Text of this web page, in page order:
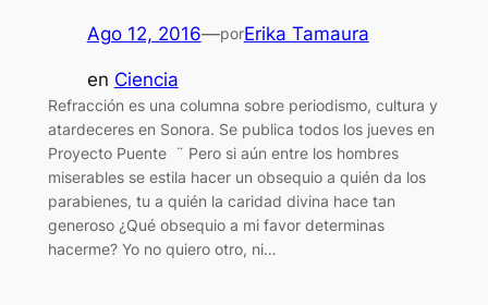
Ago 12, 2016—porErika Tamaura
en Ciencia
Refracción es una columna sobre periodismo, cultura y
atardeceres en Sonora. Se publica todos los jueves en
Proyecto Puente ¨ Pero si aún entre los hombres
miserables se estila hacer un obsequio a quién da los
parabienes, tu a quién la caridad divina hace tan
generoso ¿Qué obsequio a mi favor determinas
hacerme? Yo no quiero otro, ni…